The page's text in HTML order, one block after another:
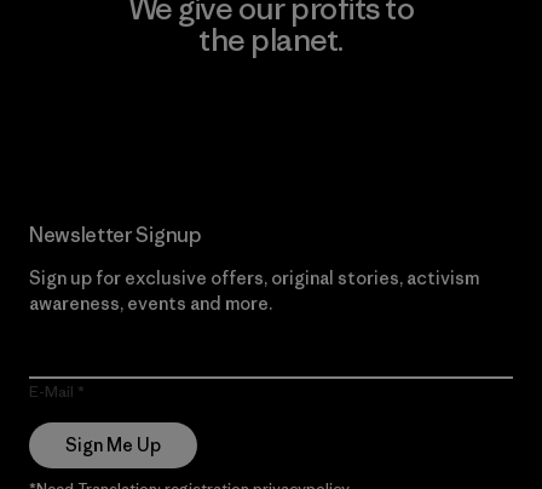
We give our profits to
the planet.
Newsletter Signup
Sign up for exclusive offers, original stories, activism
awareness, events and more.
E-Mail
Sign Me Up